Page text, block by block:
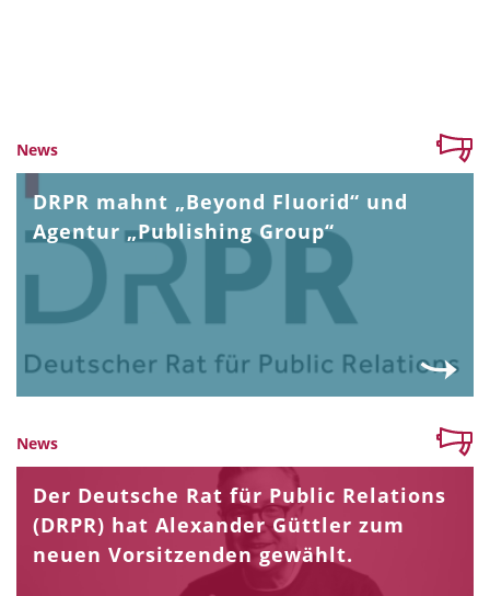
News
DRPR mahnt „Beyond Fluorid“ und
Agentur „Publishing Group“
News
Der Deutsche Rat für Public Relations
(DRPR) hat Alexander Güttler zum
neuen Vorsitzenden gewählt.